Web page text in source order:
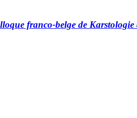
franco-belge de Karstologie